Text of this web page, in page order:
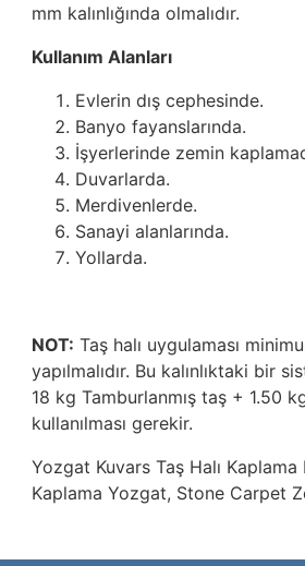
mm kalınlığında olmalıdır.
Kullanım Alanları
Evlerin dış cephesinde.
Banyo fayanslarında.
İşyerlerinde zemin
Duvarlarda.
Merdivenlerde.
Sanayi alanlarında.
Yollarda.
NOT: Taş halı uygulaması
yapılmalıdır. Bu kalınlıktaki bir
18 kg Tamburlanmış taş + 1.50
kullanılması gerekir.
Yozgat Kuvars Taş Halı Kaplama
Kaplama Yozgat, Stone Carpet